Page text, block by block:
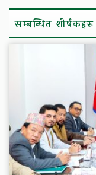
सम्बन्धित शीर्षकहरु